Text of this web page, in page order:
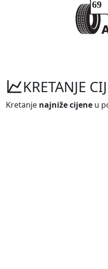
KRETANJE
Kretanje najniže cijene u